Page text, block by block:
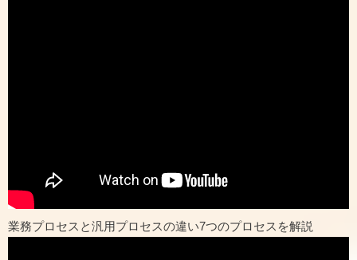
業務プロセスと汎用プロセスの違い7つのプロセスを解説